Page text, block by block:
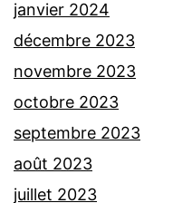
janvier 2024
décembre 2023
novembre 2023
octobre 2023
septembre 2023
août 2023
juillet 2023